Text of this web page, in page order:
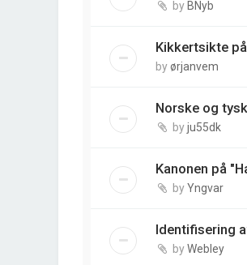
by BNyb
Kikkertsikte
byørjanvem
Norske og
byju55dk
Kanonen på
byYngvar
Identifisering
byWebley